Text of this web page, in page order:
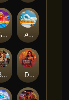
Gobstopper Grind Avalanche
Bonnie's Buccaneers Demon Queen